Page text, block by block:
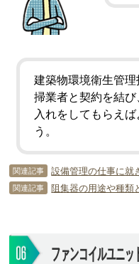
建築物環境衛生管
掃業者と契約を結
入れをしてもらえば
う。
関連記事 設備管理の仕事に就
関連記事 阻集器の用途や種類
ファンコイルユニ